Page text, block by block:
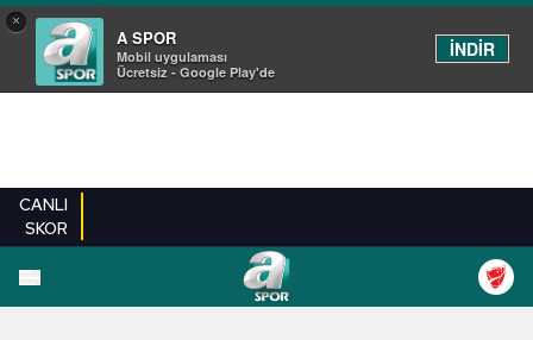
×
A SPOR
Mobil uygulaması
Ücretsiz - Google Play'de
İNDİR
CANLI
SKOR